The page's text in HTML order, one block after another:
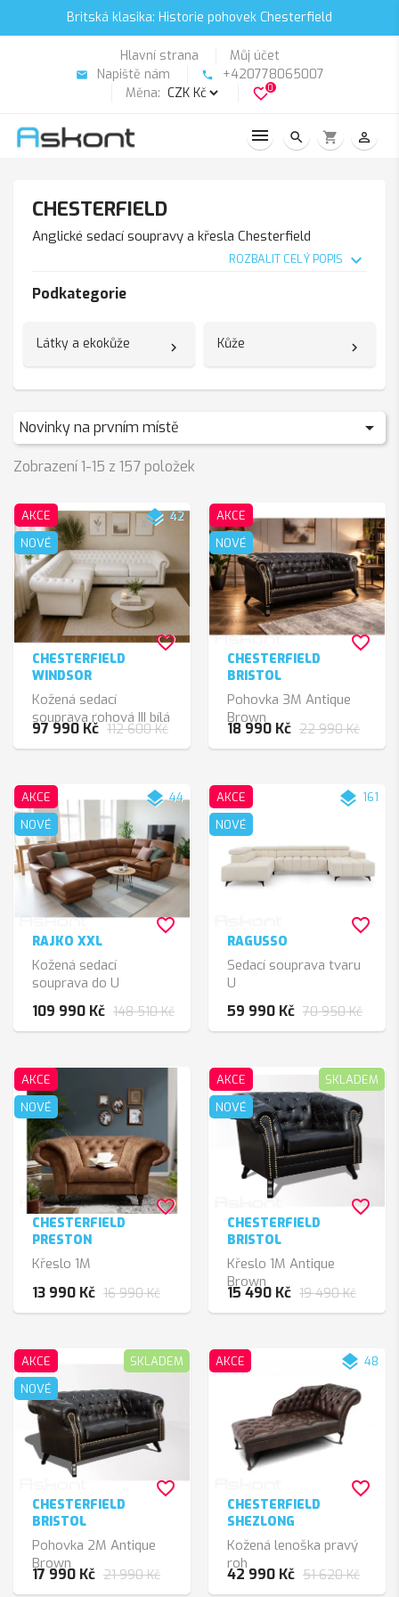
Britská klasika: Historie pohovek Chesterfield
Hlavní strana Můj účet
email Napiště nám phone
+420778065007
Měna:
favorite_border0
search shopping_cart person_outline
CHESTERFIELD
Anglické sedací soupravy a křesla Chesterfield
ROZBALIT CELÝ POPIS expand_more
Podkategorie
Látky a ekokůže Kůže
Novinky na prvním místě 
Zobrazení 1-15 z 157 položek
AKCE
NOVÉ
layers42
CHESTERFIELD
WINDSOR
Kožená sedací
souprava rohová III bílá
kůže
97 990 Kč 112 600 Kč
favorite_border
AKCE
NOVÉ
CHESTERFIELD
BRISTOL
Pohovka 3M Antique
Brown
18 990 Kč 22 990 Kč
favorite_border
AKCE
NOVÉ
layers44
RAJKO XXL
Kožená sedací
souprava do U
109 990 Kč 148 510 Kč
favorite_border
AKCE
NOVÉ
layers 161
RAGUSSO
Sedací souprava tvaru
U
59 990 Kč 70 950 Kč
favorite_border
AKCE
NOVÉ
CHESTERFIELD
PRESTON
Křeslo 1M
13 990 Kč 16 990 Kč
favorite_border
AKCE
NOVÉ
SKLADEM
CHESTERFIELD
BRISTOL
Křeslo 1M Antique
Brown
15 490 Kč 19 490 Kč
favorite_border
AKCE
NOVÉ
SKLADEM
CHESTERFIELD
BRISTOL
Pohovka 2M Antique
Brown
17 990 Kč 21 990 Kč
favorite_border
AKCE layers 48
CHESTERFIELD
SHEZLONG
Kožená lenoška pravý
roh
42 990 Kč 51 620 Kč
favorite_border